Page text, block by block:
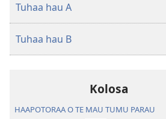
Tuhaa hau A
Tuhaa hau B
Kolosa
HAAPOTORAA O TE MAU TUMU PARAU